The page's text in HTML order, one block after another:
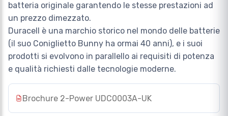
batteria originale garantendo le stesse prestazioni ad
un prezzo dimezzato.
Duracell è una marchio storico nel mondo delle batterie
(il suo Coniglietto Bunny ha ormai 40 anni), e i suoi
prodotti si evolvono in parallello ai requisiti di potenza
e qualità richiesti dalle tecnologie moderne.
Brochure 2-Power UDC0003A-UK